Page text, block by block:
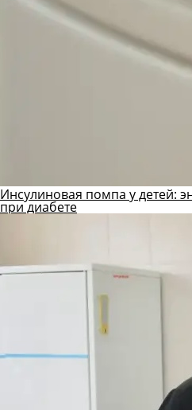
Инсулиновая помпа у детей:
при диабете